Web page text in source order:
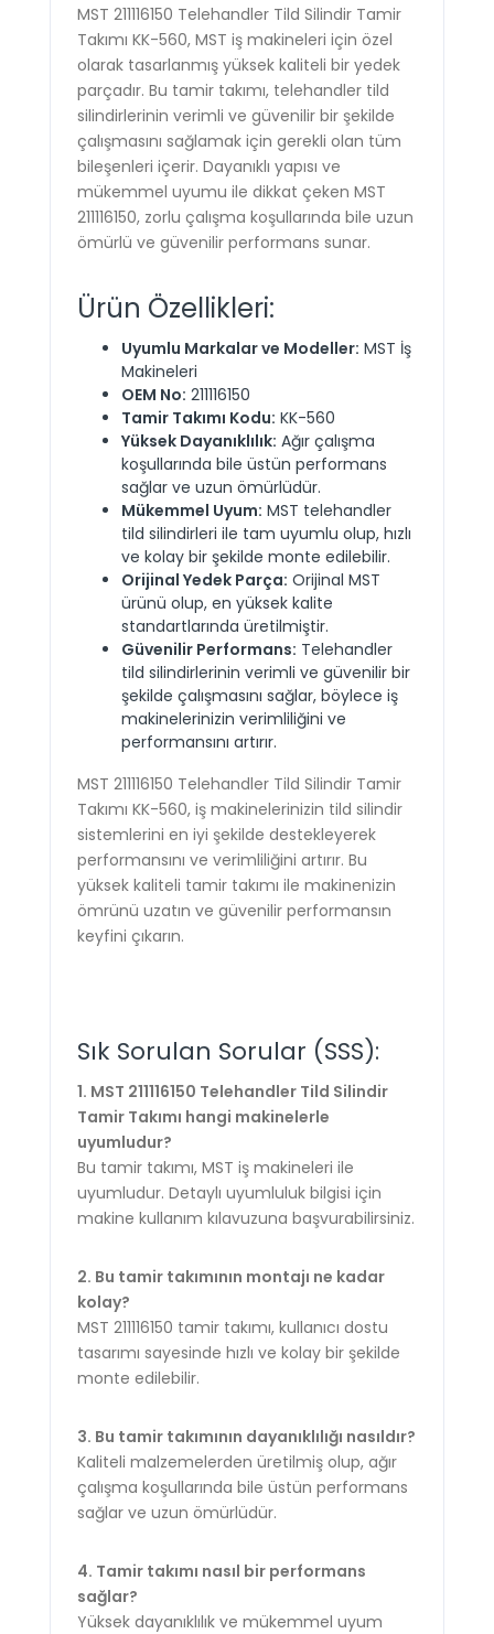
MST 211116150 Telehandler Tild Silindir Tamir
Takımı KK-560, MST iş makineleri için özel
olarak tasarlanmış yüksek kaliteli bir yedek
parçadır. Bu tamir takımı, telehandler tild
silindirlerinin verimli ve güvenilir bir şekilde
çalışmasını sağlamak için gerekli olan tüm
bileşenleri içerir. Dayanıklı yapısı ve
mükemmel uyumu ile dikkat çeken MST
211116150, zorlu çalışma koşullarında bile uzun
ömürlü ve güvenilir performans sunar.
Ürün Özellikleri:
Uyumlu Markalar ve Modeller: MST İş
Makineleri
OEM No: 211116150
Tamir Takımı Kodu: KK-560
Yüksek Dayanıklılık: Ağır çalışma
koşullarında bile üstün performans
sağlar ve uzun ömürlüdür.
Mükemmel Uyum: MST telehandler
tild silindirleri ile tam uyumlu olup, hızlı
ve kolay bir şekilde monte edilebilir.
Orijinal Yedek Parça: Orijinal MST
ürünü olup, en yüksek kalite
standartlarında üretilmiştir.
Güvenilir Performans: Telehandler
tild silindirlerinin verimli ve güvenilir bir
şekilde çalışmasını sağlar, böylece iş
makinelerinizin verimliliğini ve
performansını artırır.
MST 211116150 Telehandler Tild Silindir Tamir
Takımı KK-560, iş makinelerinizin tild silindir
sistemlerini en iyi şekilde destekleyerek
performansını ve verimliliğini artırır. Bu
yüksek kaliteli tamir takımı ile makinenizin
ömrünü uzatın ve güvenilir performansın
keyfini çıkarın.
Sık Sorulan Sorular (SSS):
1. MST 211116150 Telehandler Tild Silindir
Tamir Takımı hangi makinelerle
uyumludur?
Bu tamir takımı, MST iş makineleri ile
uyumludur. Detaylı uyumluluk bilgisi için
makine kullanım kılavuzuna başvurabilirsiniz.
2. Bu tamir takımının montajı ne kadar
kolay?
MST 211116150 tamir takımı, kullanıcı dostu
tasarımı sayesinde hızlı ve kolay bir şekilde
monte edilebilir.
3. Bu tamir takımının dayanıklılığı nasıldır?
Kaliteli malzemelerden üretilmiş olup, ağır
çalışma koşullarında bile üstün performans
sağlar ve uzun ömürlüdür.
4. Tamir takımı nasıl bir performans
sağlar?
Yüksek dayanıklılık ve mükemmel uyum